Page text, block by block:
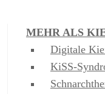
MEHR ALS
Digitale
KiSS-